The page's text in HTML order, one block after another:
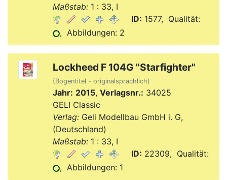
Maßstab:1 : 33, I
ID: 1577, Qualität:
, Abbildungen: 2
Lockheed F 104G "Starfighter"
(Bogentitel - originalsprachlich)
Jahr: 2015, Verlagsnr.: 34025
GELI Classic
Verlag:Geli Modellbau GmbH i. G,
(Deutschland)
Maßstab:1 : 33, I
ID: 22309, Qualität:
, Abbildungen: 1